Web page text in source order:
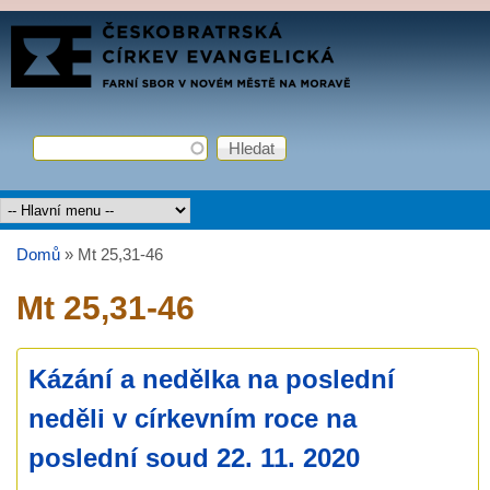
Přejít k hlavnímu obsahu
FARNÍ
SBOR
Vyhledávání
Hledat
Hlavní menu
Domů » Mt 25,31-46
Mt 25,31-46
Kázání a nedělka na poslední
neděli v církevním roce na
poslední soud 22. 11. 2020